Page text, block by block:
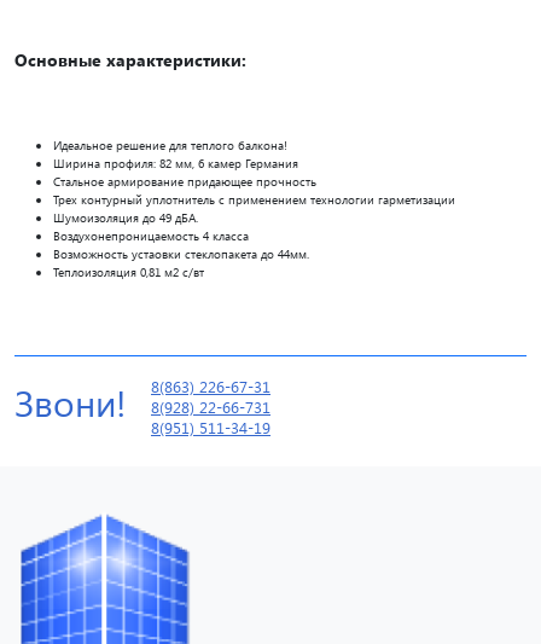
Основные характеристики:
Идеальное решение для теплого балкона!
Ширина профиля: 82 мм, 6 камер Германия
Стальное армирование придающее прочность
Трех контурный уплотнитель с применением технологии гарметизации
Шумоизоляция до 49 дБА.
Воздухонепроницаемость 4 класса
Возможность устаовки стеклопакета до 44мм.
Теплоизоляция 0,81 м2 с/вт
Звони!
8(863) 226-67-31
8(928) 22-66-731
8(951) 511-34-19